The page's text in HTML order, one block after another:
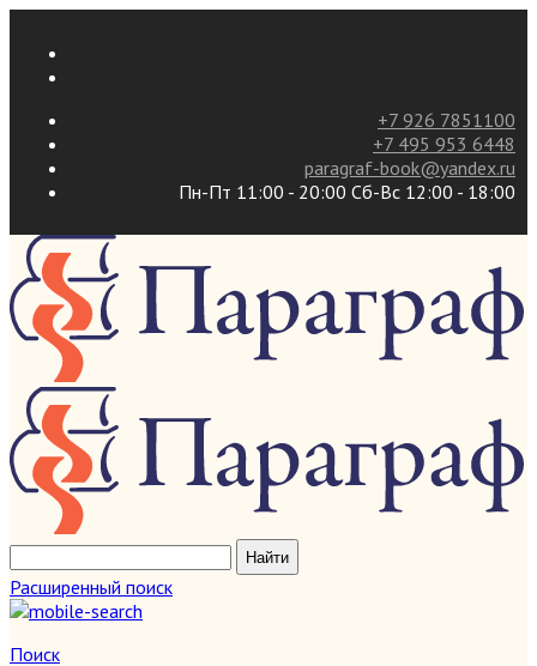
+7 926 7851100
+7 495 953 6448
paragraf-book@yandex.ru
Пн-Пт 11:00 - 20:00 Сб-Вс 12:00 - 18:00
Расширенный поиск
Поиск